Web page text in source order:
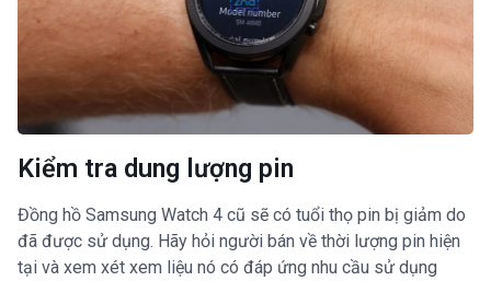
Kiểm tra dung lượng pin
Đồng hồ Samsung Watch 4 cũ sẽ có tuổi thọ pin bị giảm do
đã được sử dụng. Hãy hỏi người bán về thời lượng pin hiện
tại và xem xét xem liệu nó có đáp ứng nhu cầu sử dụng